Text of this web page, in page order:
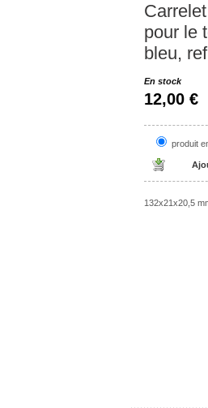
pour le
bleu,
En stock
12,00 €
produit
132x21x20,5